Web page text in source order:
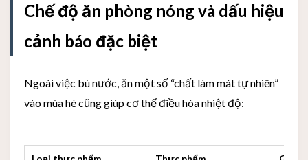
Chế độ ăn phòng nóng và dấu hiệu
cảnh báo đặc biệt
Ngoài việc bù nước, ăn một số “chất làm mát tự nhiên”
vào mùa hè cũng giúp cơ thể điều hòa nhiệt độ: